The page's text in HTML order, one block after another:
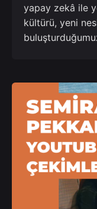
yapay zekâ ile
kültürü, yeni